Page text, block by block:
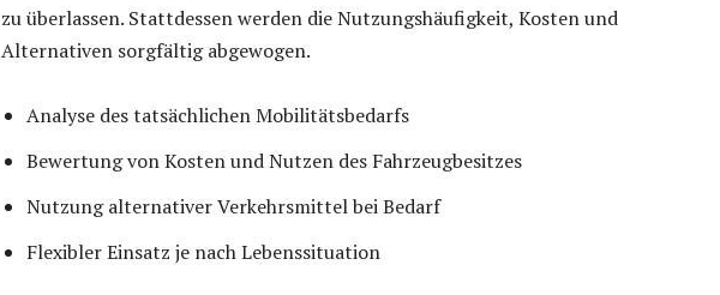
zu überlassen. Stattdessen werden die Nutzungshäufigkeit, Kosten und
Alternativen sorgfältig abgewogen.
Analyse des tatsächlichen Mobilitätsbedarfs
Bewertung von Kosten und Nutzen des Fahrzeugbesitzes
Nutzung alternativer Verkehrsmittel bei Bedarf
Flexibler Einsatz je nach Lebenssituation